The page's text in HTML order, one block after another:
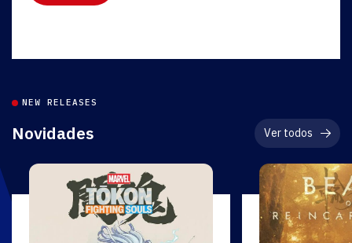
NEW RELEASES
Novidades Ver todos